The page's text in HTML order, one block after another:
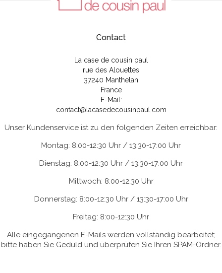
Contact
La case de cousin paul
rue des Alouettes
37240 Manthelan
France
E-Mail:
contact@lacasedecousinpaul.com
Unser Kundenservice ist zu den folgenden Zeiten erreichbar:
Montag: 8:00-12:30 Uhr / 13:30-17:00 Uhr
Dienstag: 8:00-12:30 Uhr / 13:30-17:00 Uhr
Mittwoch: 8:00-12:30 Uhr
Donnerstag: 8:00-12:30 Uhr / 13:30-17:00 Uhr
Freitag: 8:00-12:30 Uhr
Alle eingegangenen E-Mails werden vollständig bearbeitet;
bitte haben Sie Geduld und überprüfen Sie Ihren SPAM-Ordner.